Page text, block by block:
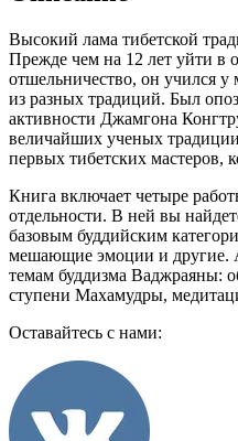
Высокий лама тибетской
Прежде чем на 12 лет уйти в
отшельничество, он учился
из разных традиций. Был
активности Джамгона
величайших ученых
первых тибетских мастеров,
Книга включает четыре
отдельности. В ней вы
базовым буддийским
мешающие эмоции и другие.
темам буддизма Ваджраяны:
ступени Махамудры,
Оставайтесь с нами: